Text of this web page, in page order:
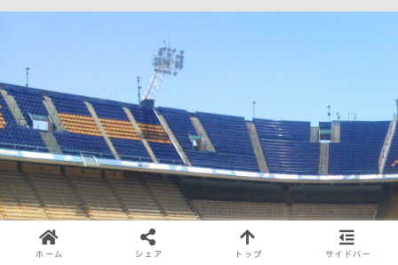
ホーム シェア トップ サイドバー